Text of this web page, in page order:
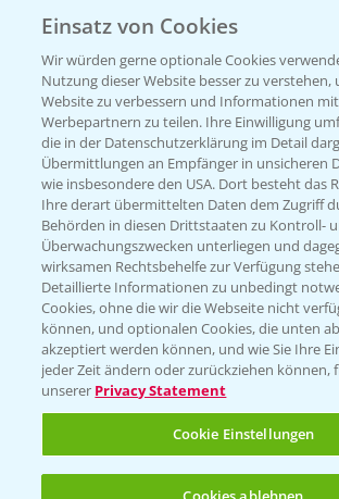
Beratung auf WhatsApp
T.+49 (0)174 346 564 1
KONTAKT
Hilfe in Notfällen
T.+49 (0)214/30-20220
Folgen Sie uns
Einsatz von Cookies
Wir würden gerne optionale Cookies
Nutzung dieser Website besser zu verstehen,
Website zu verbessern und Informationen
Werbepartnern zu teilen. Ihre Einwilligung
die in der Datenschutzerklärung im Detail
Übermittlungen an Empfänger in unsicheren
wie insbesondere den USA. Dort besteht das
Ihre derart übermittelten Daten dem Zugriff
Behörden in diesen Drittstaaten zu Kontroll-
Überwachungszwecken unterliegen und
wirksamen Rechtsbehelfe zur Verfügung
Detaillierte Informationen zu unbedingt
Cookies, ohne die wir die Webseite nicht
können, und optionalen Cookies, die unten
akzeptiert werden können, und wie Sie Ihre
jeder Zeit ändern oder zurückziehen können,
unserer Privacy Statement
Cookie Einstellungen